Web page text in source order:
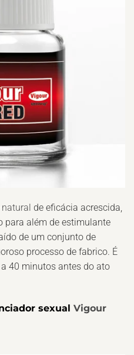
de eficácia acrescida,
para além de estimulante
de um conjunto de
processo de fabrico. É
40 minutos antes do ato
sexual Vigour